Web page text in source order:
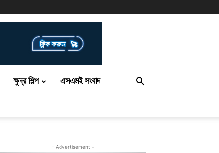
ক্ষুদ্র শিল্প এসএমই সংবাদ
- Advertisement -